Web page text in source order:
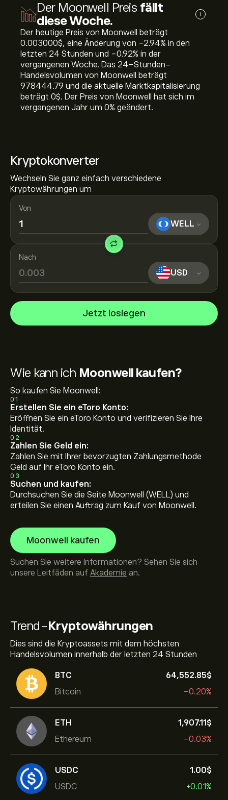
Kryptokonverter
Wechseln Sie ganz einfach verschiedene
Kryptowährungen um
Von
WELL
Nach
USD
Jetzt loslegen
Trend-Kryptowährungen
Dies sind die Kryptoassets mit dem höchsten
Handelsvolumen innerhalb der letzten 24 Stunden
BTC
Bitcoin
64,552.85‎$‎
-0.20%
ETH
Ethereum
1,907.11‎$‎
-0.03%
USDC
USDC
1.00‎$‎
+0.01%
Der Moonwell Preis fällt
diese Woche.
i
Der heutige Preis von Moonwell beträgt
0.003000‎$‎, eine Änderung von ‎-2.94‎% in den
letzten 24 Stunden und ‎-0.92‎% in der
vergangenen Woche. Das 24-Stunden-
Handelsvolumen von Moonwell beträgt
978444.79 und die aktuelle Marktkapitalisierung
beträgt 0‎$‎. Der Preis von Moonwell hat sich im
vergangenen Jahr um ‎0‎% geändert.
Wie kann ich Moonwell kaufen?
So kaufen Sie Moonwell:
01
Erstellen Sie ein eToro Konto:
Eröffnen Sie ein eToro Konto und verifizieren Sie Ihre
Identität.
02
Zahlen Sie Geld ein:
Zahlen Sie mit Ihrer bevorzugten Zahlungsmethode
Geld auf Ihr eToro Konto ein.
03
Suchen und kaufen:
Durchsuchen Sie die Seite Moonwell (WELL) und
erteilen Sie einen Auftrag zum Kauf von Moonwell.
Moonwell kaufen
Suchen Sie weitere Informationen? Sehen Sie sich
unsere Leitfäden auf Akademie an.